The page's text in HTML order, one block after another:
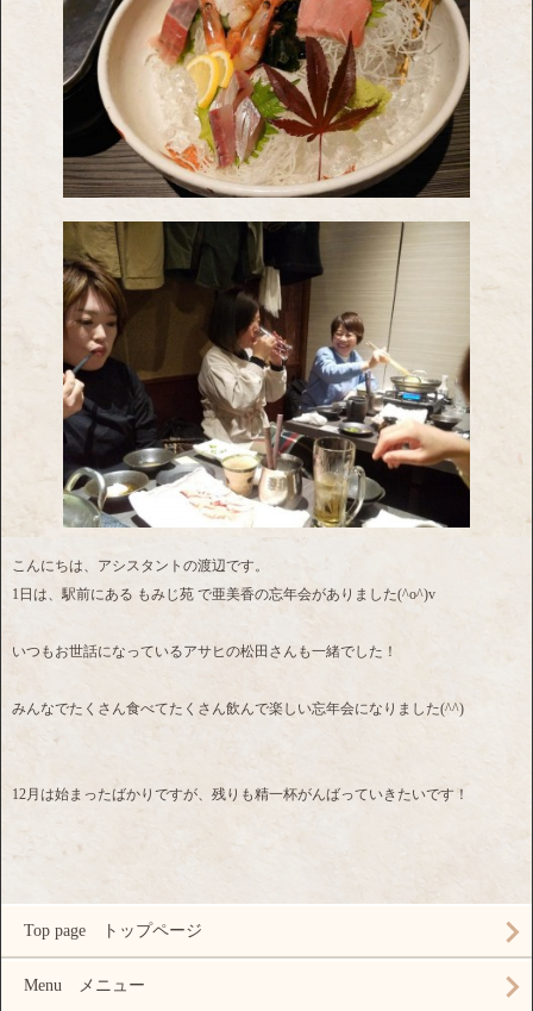
こんにちは、アシスタントの渡辺です。
1日は、駅前にある もみじ苑 で亜美香の忘年会がありました(^o^)v
いつもお世話になっているアサヒの松田さんも一緒でした！
みんなでたくさん食べてたくさん飲んで楽しい忘年会になりました(^^)
12月は始まったばかりですが、残りも精一杯がんばっていきたいです！
Top page トップページ
Menu メニュー